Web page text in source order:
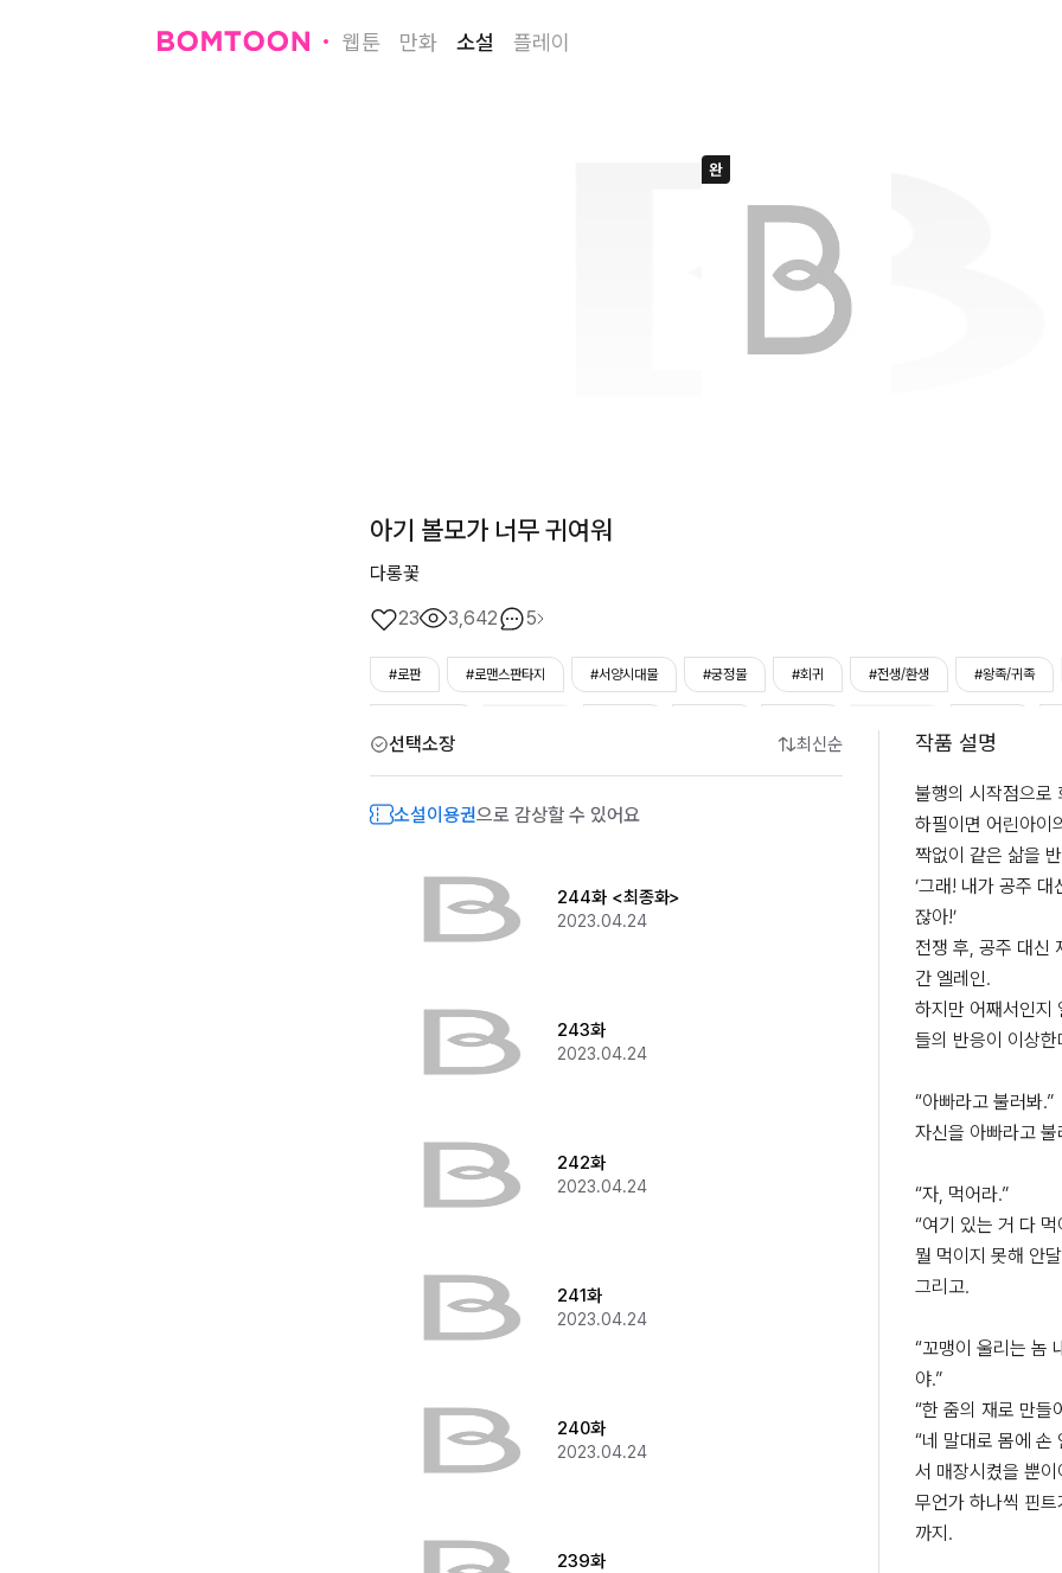
웹툰 만화 소설 플레이
아기 볼모가 너무 귀여워
다롱꽃
23
3,642 5
#로판 #로맨스판타지 #서양시대물 #궁정물 #회귀 #전생/환생 #왕족/귀족
#힐링 #육아물 #성장물
선택소장 최신순
소설이용권으로 감상할 수 있어요
244화 <최종화>
2023.04.24
243화
2023.04.24
242화
2023.04.24
241화
2023.04.24
240화
2023.04.24
239화
작품 설명
불행의 시작점으로
하필이면 어린아이
짝없이 같은 삶을
‘그래! 내가 공주
잖아!’
전쟁 후, 공주 대신
간 엘레인.
하지만 어째서인지
들의 반응이 이상한
“아빠라고 불러봐.”
자신을 아빠라고
“자, 먹어라.”
“여기 있는 거 다 먹
뭘 먹이지 못해 안
그리고.
“꼬맹이 울리는 놈
야.”
“한 줌의 재로 만들
“네 말대로 몸에 손
서 매장시켰을 뿐이
무언가 하나씩 핀
까지.